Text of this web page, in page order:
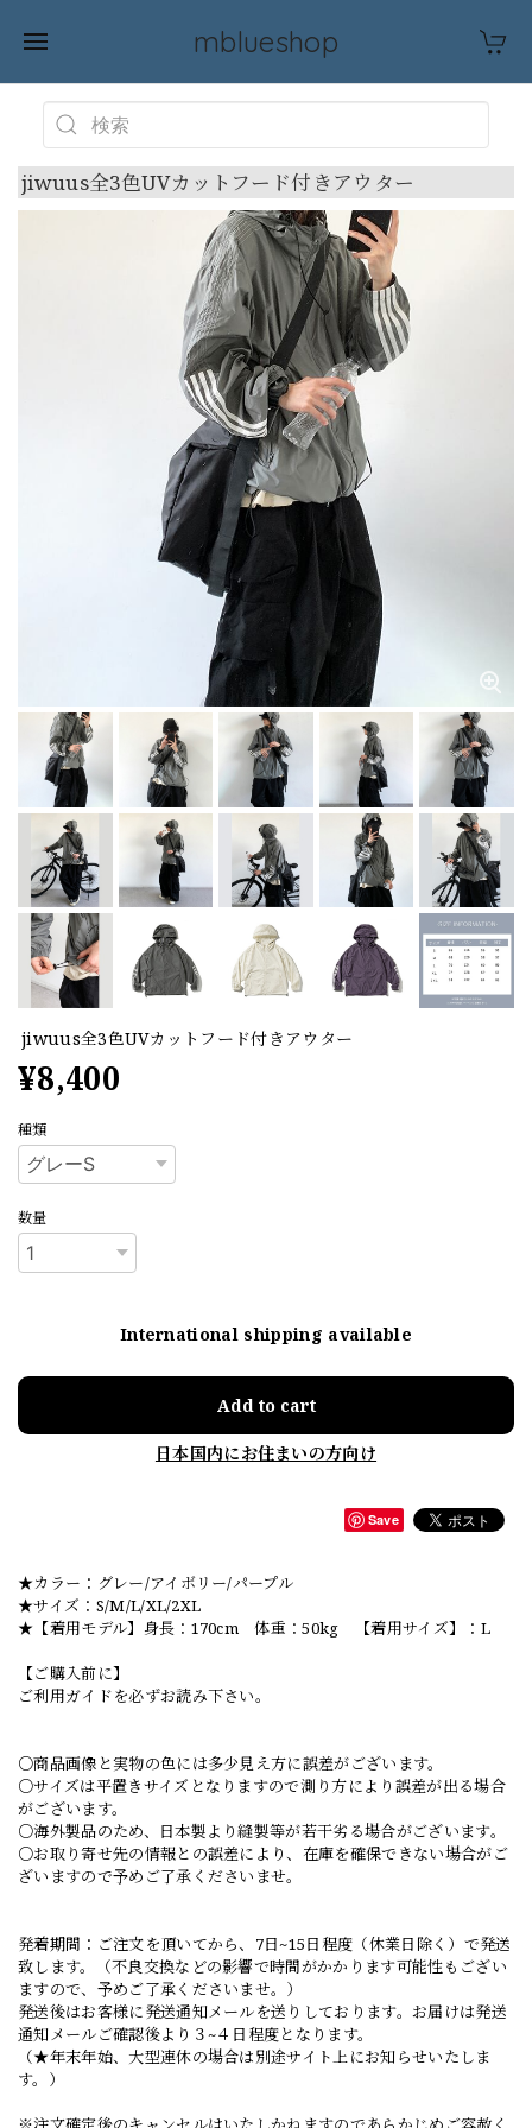
mblueshop
jiwuus全3色UVカットフード付きアウター
jiwuus全3色UVカットフード付きアウター
¥8,400
種類
数量
International shipping available
Add to cart
日本国内にお住まいの方向け
Save
★カラー：グレー/アイボリー/パープル
★サイズ：S/M/L/XL/2XL
★【着用モデル】身長：170cm 体重：50kg 【着用サイズ】：L
【ご購入前に】
ご利用ガイドを必ずお読み下さい。
○商品画像と実物の色には多少見え方に誤差がございます。
○サイズは平置きサイズとなりますので測り方により誤差が出る場合
がございます。
○海外製品のため、日本製より縫製等が若干劣る場合がございます。
○お取り寄せ先の情報との誤差により、在庫を確保できない場合がご
ざいますので予めご了承くださいませ。
発着期間：ご注文を頂いてから、7日~15日程度（休業日除く）で発送
致します。（不良交換などの影響で時間がかかります可能性もござい
ますので、予めご了承くださいませ。）
発送後はお客様に発送通知メールを送りしております。お届けは発送
通知メールご確認後より３~４日程度となります。
（★年末年始、大型連休の場合は別途サイト上にお知らせいたしま
す。）